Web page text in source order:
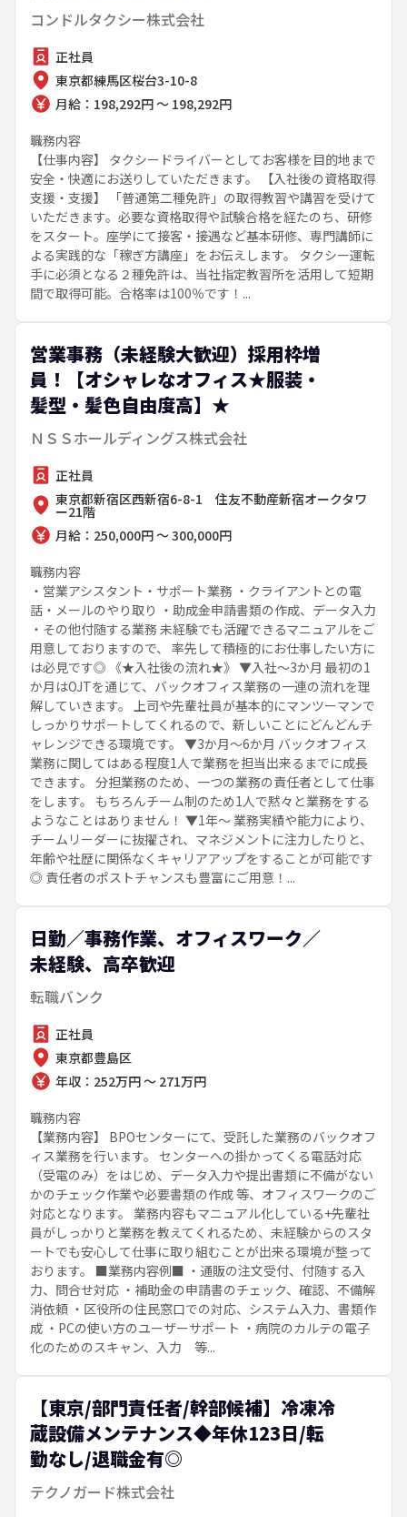
コンドルタクシー株式会社
正社員
東京都練馬区桜台3-10-8
月給：198,292円 ～ 198,292円
職務内容
【仕事内容】 タクシードライバーとしてお客様を目的地まで
安全・快適にお送りしていただきます。 【入社後の資格取得
支援・支援】 「普通第二種免許」の取得教習や講習を受けて
いただきます。必要な資格取得や試験合格を経たのち、研修
をスタート。座学にて接客・接遇など基本研修、専門講師に
よる実践的な「稼ぎ方講座」をお伝えします。 タクシー運転
手に必須となる２種免許は、当社指定教習所を活用して短期
間で取得可能。合格率は100％です！...
営業事務（未経験大歓迎）採用枠増
員！【オシャレなオフィス★服装・
髪型・髪色自由度高】★
ＮＳＳホールディングス株式会社
正社員
東京都新宿区西新宿6-8-1 住友不動産新宿オークタワ
ー21階
月給：250,000円 ～ 300,000円
職務内容
・営業アシスタント・サポート業務 ・クライアントとの電
話・メールのやり取り ・助成金申請書類の作成、データ入力
・その他付随する業務 未経験でも活躍できるマニュアルをご
用意しておりますので、 率先して積極的にお仕事したい方に
は必見です◎ 《★入社後の流れ★》 ▼入社～3か月 最初の1
か月はOJTを通じて、バックオフィス業務の一連の流れを理
解していきます。 上司や先輩社員が基本的にマンツーマンで
しっかりサポートしてくれるので、新しいことにどんどんチ
ャレンジできる環境です。 ▼3か月～6か月 バックオフィス
業務に関してはある程度1人で業務を担当出来るまでに成長
できます。 分担業務のため、一つの業務の責任者として仕事
をします。 もちろんチーム制のため1人で黙々と業務をする
ようなことはありません！ ▼1年～ 業務実績や能力により、
チームリーダーに抜擢され、マネジメントに注力したりと、
年齢や社歴に関係なくキャリアアップをすることが可能です
◎ 責任者のポストチャンスも豊富にご用意！...
日勤／事務作業、オフィスワーク／
未経験、高卒歓迎
転職バンク
正社員
東京都豊島区
年収：252万円 ～ 271万円
職務内容
【業務内容】 BPOセンターにて、受託した業務のバックオフ
ィス業務を行います。 センターへの掛かってくる電話対応
（受電のみ）をはじめ、データ入力や提出書類に不備がない
かのチェック作業や必要書類の作成 等、オフィスワークのご
対応となります。 業務内容もマニュアル化している+先輩社
員がしっかりと業務を教えてくれるため、未経験からのスタ
ートでも安心して仕事に取り組むことが出来る環境が整って
おります。 ■業務内容例■ ・通販の注文受付、付随する入
力、問合せ対応 ・補助金の申請書のチェック、確認、不備解
消依頼 ・区役所の住民窓口での対応、システム入力、書類作
成 ・PCの使い方のユーザーサポート ・病院のカルテの電子
化のためのスキャン、入力 等...
【東京/部門責任者/幹部候補】冷凍冷
蔵設備メンテナンス◆年休123日/転
勤なし/退職金有◎
テクノガード株式会社